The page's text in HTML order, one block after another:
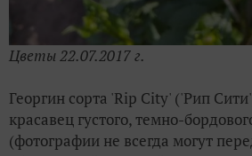
Цветы 22.07.2017 г.
Георгин сорта 'Rip City' ('Рип
красавец густого, темно-
(фотографии не всегда могут